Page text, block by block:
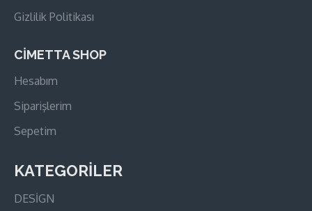
Gizlilik Politikası
CİMETTA SHOP
Hesabım
Siparişlerim
Sepetim
KATEGORİLER
DESİGN